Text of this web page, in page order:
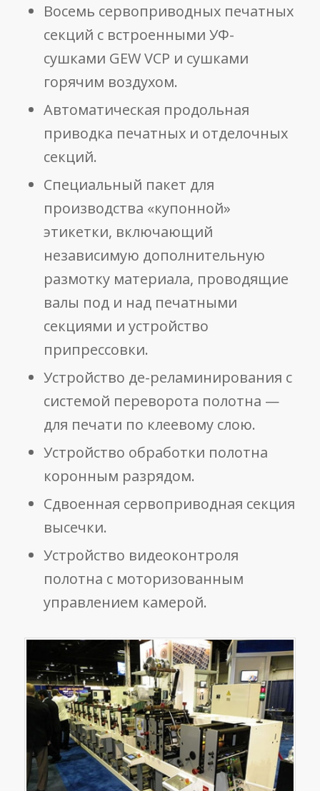
Восемь сервоприводных печатных
секций с встроенными УФ-
сушками GEW VCP и сушками
горячим воздухом.
Автоматическая продольная
приводка печатных и отделочных
секций.
Специальный пакет для
производства «купонной»
этикетки, включающий
независимую дополнительную
размотку материала, проводящие
валы под и над печатными
секциями и устройство
припрессовки.
Устройство де-реламинирования с
системой переворота полотна —
для печати по клеевому слою.
Устройство обработки полотна
коронным разрядом.
Сдвоенная сервоприводная секция
высечки.
Устройство видеоконтроля
полотна с моторизованным
управлением камерой.